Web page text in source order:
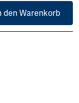
den Warenkorb